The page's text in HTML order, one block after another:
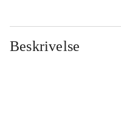
Beskrivelse